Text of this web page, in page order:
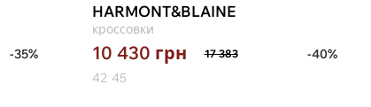
-35%
HARMONT&BLAINE
кроссовки
10 430 грн 17 383
-40%
42 45